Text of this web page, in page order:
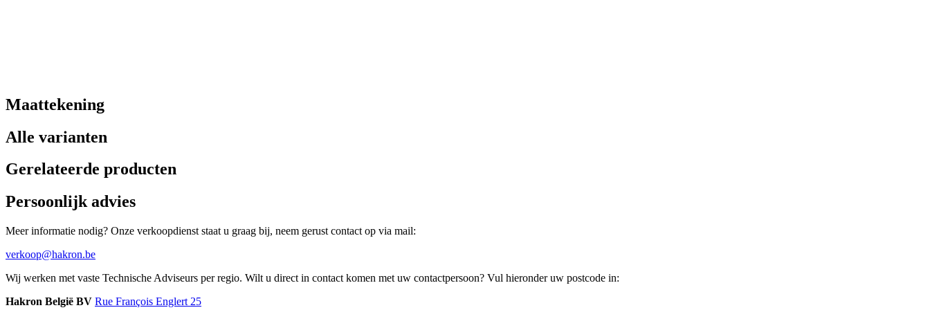
Maattekening
Alle varianten
Gerelateerde producten
Persoonlijk advies
Meer informatie nodig? Onze verkoopdienst staat u graag bij, neem gerust contact op via mail:
verkoop@hakron.be
Wij werken met vaste Technische Adviseurs per regio. Wilt u direct in contact komen met uw contactpersoon? Vul hieronder uw postcode in:
Hakron België BV Rue François Englert 25